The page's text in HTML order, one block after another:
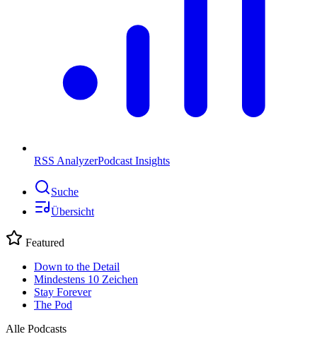
RSS AnalyzerPodcast Insights
Suche
Übersicht
Featured
Down to the Detail
Mindestens 10 Zeichen
Stay Forever
The Pod
Alle Podcasts